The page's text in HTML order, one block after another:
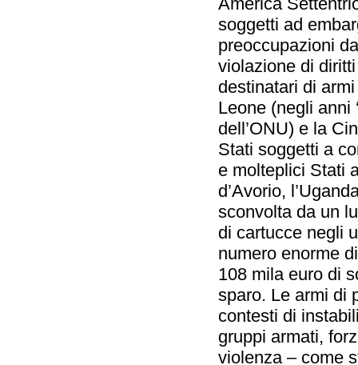
soggetti ad
preoccupazioni
violazione di
destinatari di
Leone (negli anni
dell’ONU) e la
Stati soggetti a
e molteplici Stati
d’Avorio,
sconvolta da un
di cartucce negli
numero enorme
108 mila euro di
sparo. Le armi di
contesti di
gruppi armati,
violenza – come